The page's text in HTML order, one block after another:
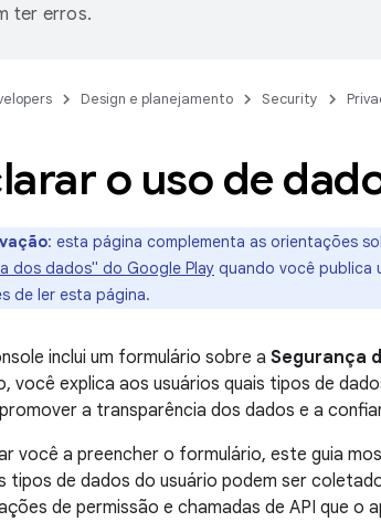
ter erros.
Design e planejamento Security
o uso de
: esta página complementa as orientações
dos dados" do Google Play quando você publica
de ler esta página.
inclui um formulário sobre a Segurança
você explica aos usuários quais tipos de
a transparência dos dados e a
você a preencher o formulário, este guia
tipos de dados do usuário podem ser
de permissão e chamadas de API que